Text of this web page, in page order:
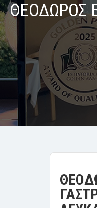
ΘΕΟΔΩΡΟΣ